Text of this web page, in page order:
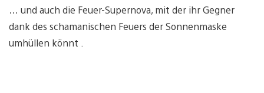
… und auch die Feuer-Supernova, mit der ihr Gegner
dank des schamanischen Feuers der Sonnenmaske
umhüllen könnt .